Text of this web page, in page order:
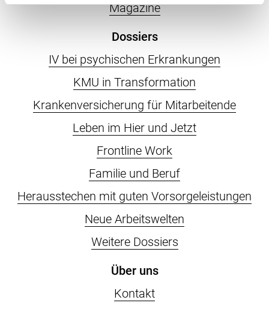
Magazine
Dossiers
IV bei psychischen Erkrankungen
KMU in Transformation
Krankenversicherung für Mitarbeitende
Leben im Hier und Jetzt
Frontline Work
Familie und Beruf
Herausstechen mit guten Vorsorgeleistungen
Neue Arbeitswelten
Weitere Dossiers
Über uns
Kontakt